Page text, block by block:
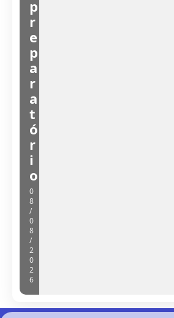
Seleção
terceiro amistoso
08/08/2026